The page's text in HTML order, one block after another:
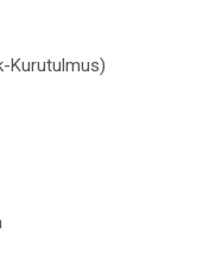
Kurutulmus)